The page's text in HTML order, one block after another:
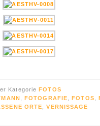
KategorieFOTOS
,FOTOGRAFIE ,FOTOS
ORTE ,VERNISSAGE